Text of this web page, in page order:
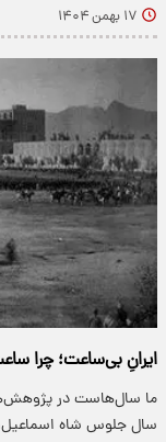
۱۷ بهمن ۱۴۰۴
ایرانِ بی‌ساعت؛ چرا
ما سال‌هاست در
سال جلوس شاه